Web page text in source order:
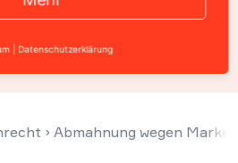
› Abmahnung wegen
Datenschutzerklärung